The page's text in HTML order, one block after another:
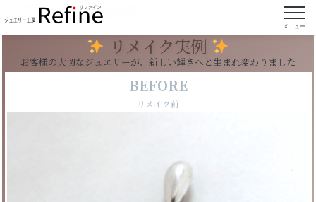
メニュー
【実例126】お祖母様の形見のペンダントを新し
いデザインにリフォーム
リメイク実例
お客様の大切なジュエリーが、新しい輝きへと生まれ変わりました
BEFORE
リメイク前